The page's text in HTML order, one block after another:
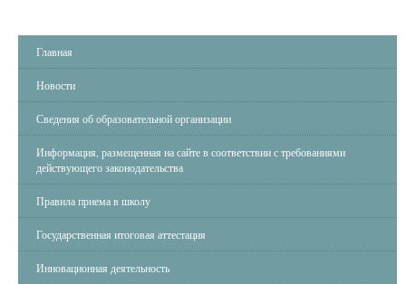
Главная
Новости
Сведения об образовательной организации
Информация, размещенная на сайте в соответствии с требованиями
действующего законодательства
Правила приема в школу
Государственная итоговая аттестация
Инновационная деятельность